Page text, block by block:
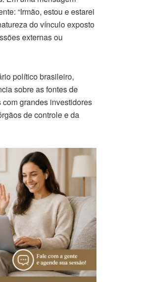
“Irmão, estou e estarei
do vínculo exposto
externas ou
político brasileiro,
sobre as fontes de
grandes investidores
de controle e da